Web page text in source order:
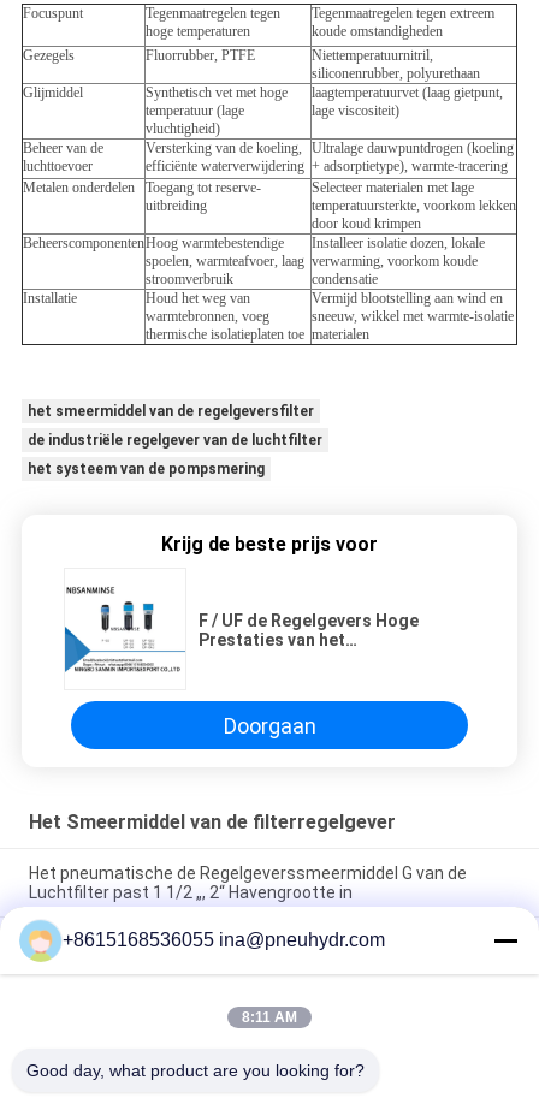
Focuspunt
Tegenmaatregelen tegen
hoge temperaturen
Tegenmaatregelen tegen extreem
koude omstandigheden
Gezegels
Fluorrubber, PTFE
Niettemperatuurnitril,
siliconenrubber, polyurethaan
Glijmiddel
Synthetisch vet met hoge
temperatuur (lage
vluchtigheid)
laagtemperatuurvet (laag gietpunt,
lage viscositeit)
Beheer van de
luchttoevoer
Versterking van de koeling,
efficiënte waterverwijdering
Ultralage dauwpuntdrogen (koeling
+ adsorptietype), warmte-tracering
Metalen onderdelen
Toegang tot reserve-
uitbreiding
Selecteer materialen met lage
temperatuursterkte, voorkom lekken
door koud krimpen
BeheerscomponentenHoog warmtebestendige
spoelen, warmteafvoer, laag
stroomverbruik
Installeer isolatie dozen, lokale
verwarming, voorkom koude
condensatie
Installatie
Houd het weg van
warmtebronnen, voeg
thermische isolatieplaten toe
Vermijd blootstelling aan wind en
sneeuw, wikkel met warmte-isolatie
materialen
het smeermiddel van de regelgeversfilter
de industriële regelgever van de luchtfilter
het systeem van de pompsmering
Krijg de beste prijs voor
F / UF de Regelgevers Hoge
Prestaties van het
Lichaam
Doorgaan
Het Smeermiddel van de filterregelgever
Het pneumatische de Regelgeverssmeermiddel G van de
Luchtfilter past 1 1/2 „, 2“ Havengrootte in
SZLFG-Kwantitatieve de Automaat Hoge Betrouwbaarheid van
de Drukindicator
Het Vet Smerende Pomp 4 Mpa AC 380 Volt 50 Herz van
NBSANMINSE SDR5-34Z met Overstromingsklep voor
+8615168536055 ina@pneuhydr.com
8:11 AM
Good day, what product are you looking for?